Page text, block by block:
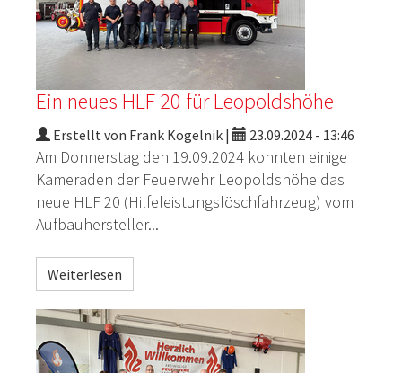
Ein neues HLF 20 für Leopoldshöhe
Erstellt von Frank Kogelnik | 23.09.2024 - 13:46
Am Donnerstag den 19.09.2024 konnten einige
Kameraden der Feuerwehr Leopoldshöhe das
neue HLF 20 (Hilfeleistungslöschfahrzeug) vom
Aufbauhersteller...
Weiterlesen